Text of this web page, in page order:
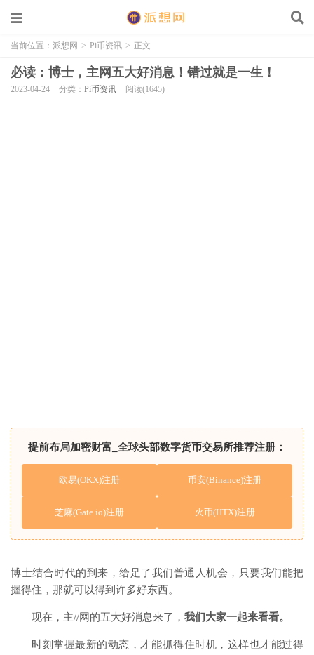
当前位置： 派想网 > Pi币资讯 > 正文
必读：博士，主网五大好消息！错过就是一生！
2023-04-24 分类： Pi币资讯 阅读(1645)
提前布局加密财富_全球头部数字货币交易所推荐注册：
欧易(OKX)注册 币安(Binance)注册
芝麻(Gate.io)注册 火币(HTX)注册
博士结合时代的到来，给足了我们普通人机会，只要我们能把
握得住，那就可以得到许多好东西。
现在，主//网的五大好消息来了， 我们大家一起来看看。
时刻掌握最新的动态，才能抓得住时机，这样也才能过得